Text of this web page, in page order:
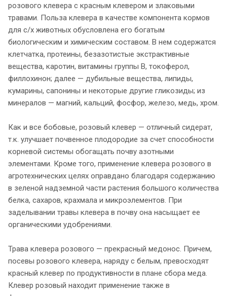
розового клевера с красным клевером и злаковыми
травами. Польза клевера в качестве компонента кормов
для с/х животных обусловлена его богатым
биологическим и химическим составом. В нем содержатся
клетчатка, протеины, безазотистые экстрактивные
вещества, каротин, витамины группы В, токоферол,
филлохинон; далее — дубильные вещества, липиды,
кумарины, сапонины и некоторые другие гликозиды; из
минералов — магний, кальций, фосфор, железо, медь, хром.
Как и все бобовые, розовый клевер — отличный сидерат,
т.к. улучшает почвенное плодородие за счет способности
корневой системы обогащать почву азотными
элементами. Кроме того, применение клевера розового в
агротехнических целях оправдано благодаря содержанию
в зеленой надземной части растения большого количества
белка, сахаров, крахмала и микроэлементов. При
заделывании травы клевера в почву она насыщает ее
органическими удобрениями.
Трава клевера розового — прекрасный медонос. Причем,
посевы розового клевера, наряду с белым, превосходят
красный клевер по продуктивности в плане сбора меда.
Клевер розовый находит применение также в